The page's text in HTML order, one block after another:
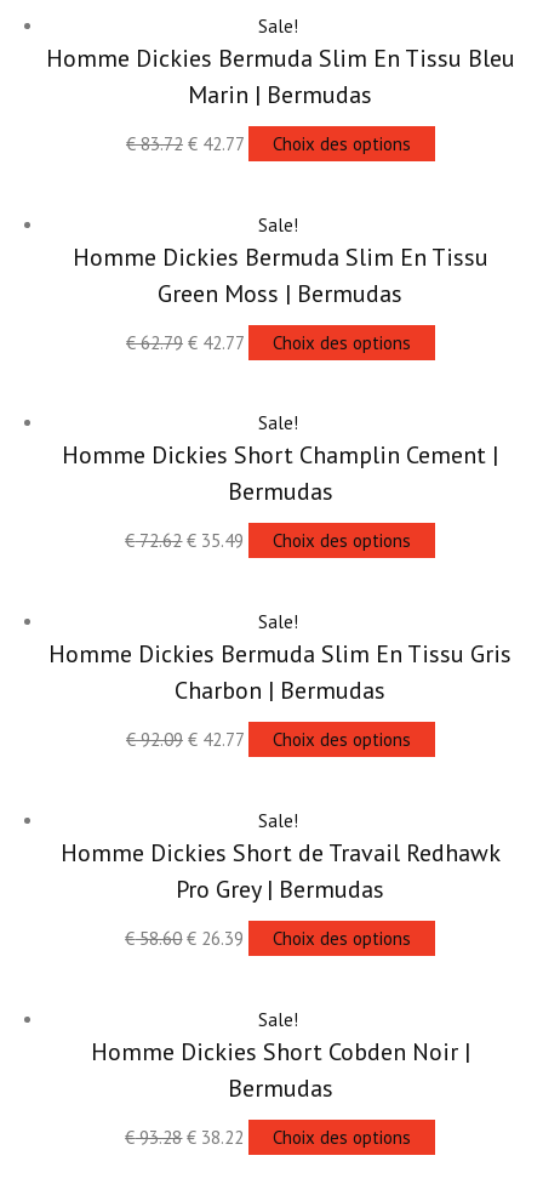
Sale!
Homme Dickies Bermuda Slim En Tissu Bleu
Marin | Bermudas
€83.72 €42.77 Choix des options
Sale!
Homme Dickies Bermuda Slim En Tissu
Green Moss | Bermudas
€62.79 €42.77 Choix des options
Sale!
Homme Dickies Short Champlin Cement |
Bermudas
€72.62 € 35.49 Choix des options
Sale!
Homme Dickies Bermuda Slim En Tissu Gris
Charbon | Bermudas
€92.09 €42.77 Choix des options
Sale!
Homme Dickies Short de Travail Redhawk
Pro Grey | Bermudas
€58.60 € 26.39 Choix des options
Sale!
Homme Dickies Short Cobden Noir |
Bermudas
€93.28 € 38.22 Choix des options